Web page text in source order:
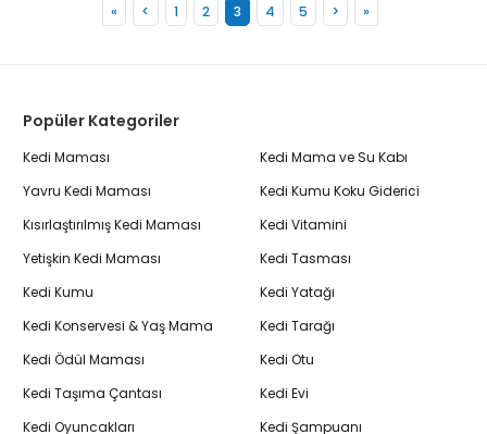
« < 1 2 3 4 5 > »
Popüler Kategoriler
Kedi Maması
Yavru Kedi Maması
Kısırlaştırılmış Kedi Maması
Yetişkin Kedi Maması
Kedi Kumu
Kedi Konservesi & Yaş Mama
Kedi Ödül Maması
Kedi Taşıma Çantası
Kedi Oyuncakları
Kedi Mama ve Su Kabı
Kedi Kumu Koku Giderici
Kedi Vitamini
Kedi Tasması
Kedi Yatağı
Kedi Tarağı
Kedi Otu
Kedi Evi
Kedi Şampuanı